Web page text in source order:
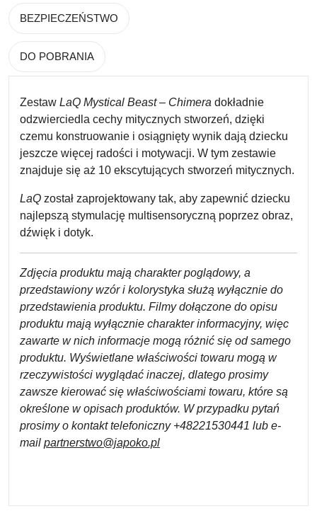
BEZPIECZEŃSTWO
DO POBRANIA
Zestaw LaQ Mystical Beast– Chimera dokładnie
odzwierciedla cechy mitycznych stworzeń, dzięki
czemu konstruowanie i osiągnięty wynik dają dziecku
jeszcze więcej radości i motywacji. W tym zestawie
znajduje się aż 10 ekscytujących stworzeń mitycznych.
LaQ został zaprojektowany tak, aby zapewnić dziecku
najlepszą stymulację multisensoryczną poprzez obraz,
dźwięk i dotyk.
Zdjęcia produktu mają charakter poglądowy, a
przedstawiony wzór i kolorystyka służą wyłącznie do
przedstawienia produktu. Filmy dołączone do opisu
produktu mają wyłącznie charakter informacyjny, więc
zawarte w nich informacje mogą różnić się od samego
produktu. Wyświetlane właściwości towaru mogą w
rzeczywistości wyglądać inaczej, dlatego prosimy
zawsze kierować się właściwościami towaru, które są
określone w opisach produktów. W przypadku pytań
prosimy o kontakt telefoniczny +48221530441 lub e-
mail partnerstwo@japoko.pl